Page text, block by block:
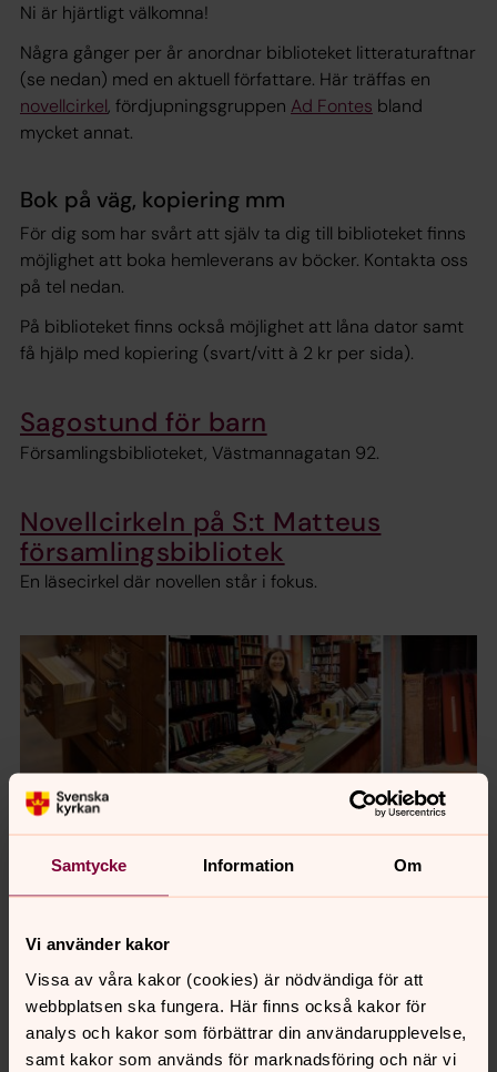
Samtycke Information Om
Vi använder kakor
Vissa av våra kakor (cookies) är nödvändiga för att
webbplatsen ska fungera. Här finns också kakor för
analys och kakor som förbättrar din användarupplevelse,
samt kakor som används för marknadsföring och när vi
Ni är hjärtligt välkomna!
Några gånger per år anordnar biblioteket litteraturaftnar
(se nedan) med en aktuell författare. Här träffas en
novellcirkel, fördjupningsgruppen Ad Fontes bland
mycket annat.
Bok på väg, kopiering mm
För dig som har svårt att själv ta dig till biblioteket finns
möjlighet att boka hemleverans av böcker. Kontakta oss
på tel nedan.
På biblioteket finns också möjlighet att låna dator samt
få hjälp med kopiering (svart/vitt à 2 kr per sida).
Sagostund för barn
Församlingsbiblioteket, Västmannagatan 92.
Novellcirkeln på S:t Matteus
församlingsbibliotek
En läsecirkel där novellen står i fokus.
S:t MATTEUS
FÖRSAMLINGSBIBLIOTEK, 100 ÅR!
Många står frågande när de hör ordet
"församlingsbibliotek". De ser antagligen en massa biblar
framför sig och får en vag känsla av mossighet. Men det